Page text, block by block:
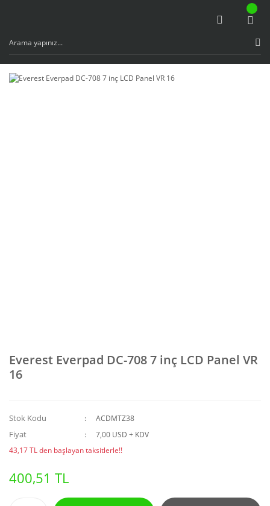
Everest Everpad DC-708 7 inç LCD Panel VR
16
Stok Kodu ACDMTZ38
Fiyat
7,00 USD + KDV
43,17 TL den başlayan taksitlerle!!
400,51 TL